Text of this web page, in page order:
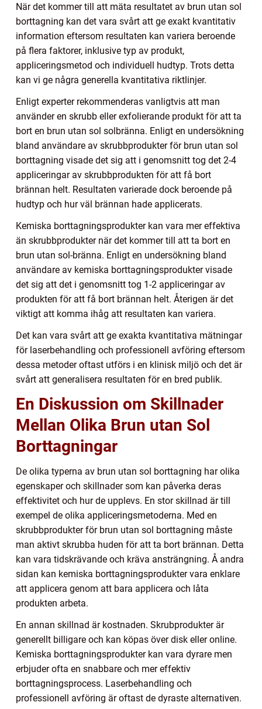
När det kommer till att mäta resultatet av brun utan sol
borttagning kan det vara svårt att ge exakt kvantitativ
information eftersom resultaten kan variera beroende
på flera faktorer, inklusive typ av produkt,
appliceringsmetod och individuell hudtyp. Trots detta
kan vi ge några generella kvantitativa riktlinjer.
Enligt experter rekommenderas vanligtvis att man
använder en skrubb eller exfolierande produkt för att ta
bort en brun utan sol solbränna. Enligt en undersökning
bland användare av skrubbprodukter för brun utan sol
borttagning visade det sig att i genomsnitt tog det 2-4
appliceringar av skrubbprodukten för att få bort
brännan helt. Resultaten varierade dock beroende på
hudtyp och hur väl brännan hade applicerats.
Kemiska borttagningsprodukter kan vara mer effektiva
än skrubbprodukter när det kommer till att ta bort en
brun utan sol-bränna. Enligt en undersökning bland
användare av kemiska borttagningsprodukter visade
det sig att det i genomsnitt tog 1-2 appliceringar av
produkten för att få bort brännan helt. Återigen är det
viktigt att komma ihåg att resultaten kan variera.
Det kan vara svårt att ge exakta kvantitativa mätningar
för laserbehandling och professionell avföring eftersom
dessa metoder oftast utförs i en klinisk miljö och det är
svårt att generalisera resultaten för en bred publik.
En Diskussion om Skillnader
Mellan Olika Brun utan Sol
Borttagningar
De olika typerna av brun utan sol borttagning har olika
egenskaper och skillnader som kan påverka deras
effektivitet och hur de upplevs. En stor skillnad är till
exempel de olika appliceringsmetoderna. Med en
skrubbprodukter för brun utan sol borttagning måste
man aktivt skrubba huden för att ta bort brännan. Detta
kan vara tidskrävande och kräva ansträngning. Å andra
sidan kan kemiska borttagningsprodukter vara enklare
att applicera genom att bara applicera och låta
produkten arbeta.
En annan skillnad är kostnaden. Skrubprodukter är
generellt billigare och kan köpas över disk eller online.
Kemiska borttagningsprodukter kan vara dyrare men
erbjuder ofta en snabbare och mer effektiv
borttagningsprocess. Laserbehandling och
professionell avföring är oftast de dyraste alternativen.